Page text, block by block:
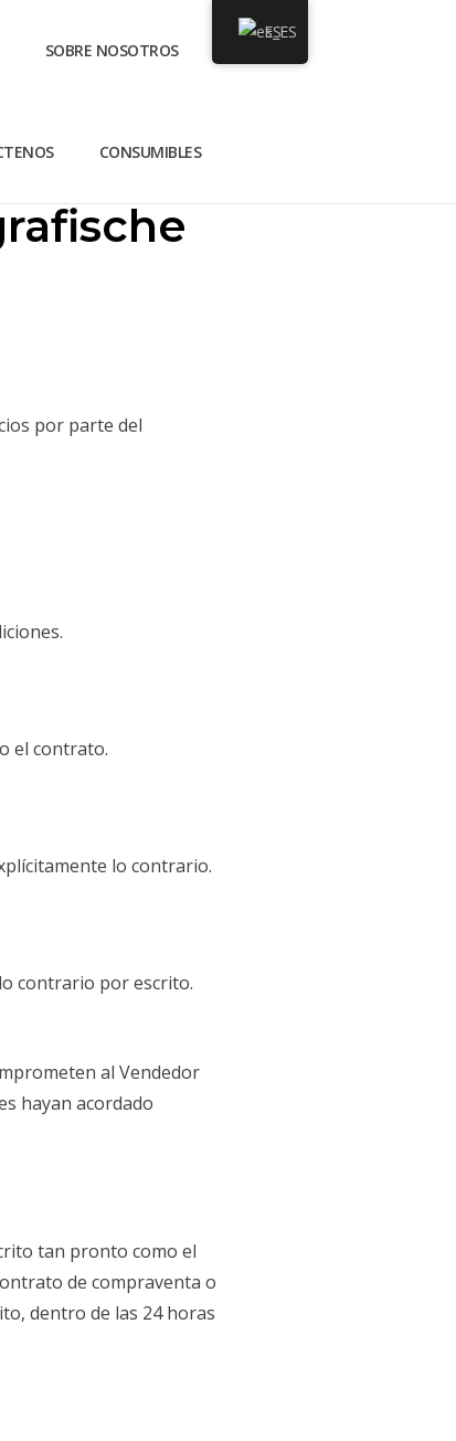
SOBRE NOSOTROS
CONSUMIBLES
por parte del
el contrato.
lo contrario.
contrario por escrito.
al Vendedor
hayan acordado
tan pronto como el
de compraventa o
dentro de las 24 horas
ES